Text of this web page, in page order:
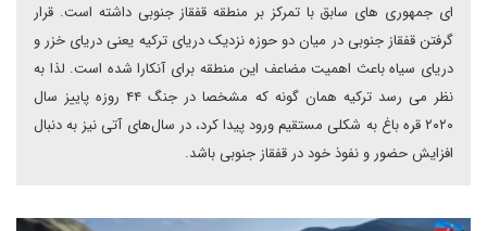
ای جمهوری های سابق با تمرکز بر منطقه قفقاز جنوبی داشته است. قرار
گرفتن قفقاز جنوبی در میان دو حوزه نزدیک دریای ترکیه یعنی دریای خزر و
دریای سیاه باعث اهمیت مضاعف این منطقه برای آنکارا شده است. لذا به
نظر می رسد ترکیه همان گونه که مشخصا در جنگ ۴۴ روزه پاییز سال
۲۰۲۰ قره باغ به شکلی مستقیم ورود پیدا کرد، در سال‌های آتی نیز به دنبال
افزایش حضور و نفوذ خود در قفقاز جنوبی باشد.